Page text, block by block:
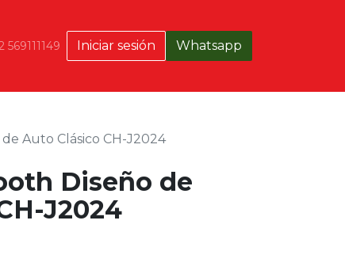
569111149 Iniciar sesión Whatsapp
Auto Clásico CH-J2024
Diseño de
J2024